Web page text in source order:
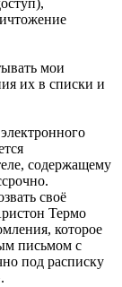
мои
их в списки и
содержащему
своё
Термо
которое
письмом с
под расписку